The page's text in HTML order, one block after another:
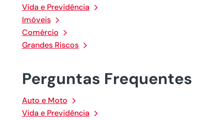
Vida e Previdência
Imóveis
Comércio
Grandes Riscos
Perguntas Frequentes
Auto e Moto
Vida e Previdência